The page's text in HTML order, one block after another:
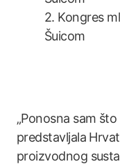
2. Kongres
Šuicom
„Ponosna sam
predstavljala
proizvodnog